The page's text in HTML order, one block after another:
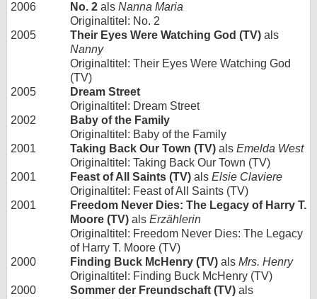
2006
No. 2 als Nanna Maria
Originaltitel: No. 2
2005
Their Eyes Were Watching God (TV) als
Nanny
Originaltitel: Their Eyes Were Watching God
(TV)
2005
Dream Street
Originaltitel: Dream Street
2002
Baby of the Family
Originaltitel: Baby of the Family
2001
Taking Back Our Town (TV) als Emelda West
Originaltitel: Taking Back Our Town (TV)
2001
Feast of All Saints (TV) als Elsie Claviere
Originaltitel: Feast of All Saints (TV)
2001
Freedom Never Dies: The Legacy of Harry T.
Moore (TV) als Erzählerin
Originaltitel: Freedom Never Dies: The Legacy
of Harry T. Moore (TV)
2000
Finding Buck McHenry (TV) als Mrs. Henry
Originaltitel: Finding Buck McHenry (TV)
2000
Sommer der Freundschaft (TV) als